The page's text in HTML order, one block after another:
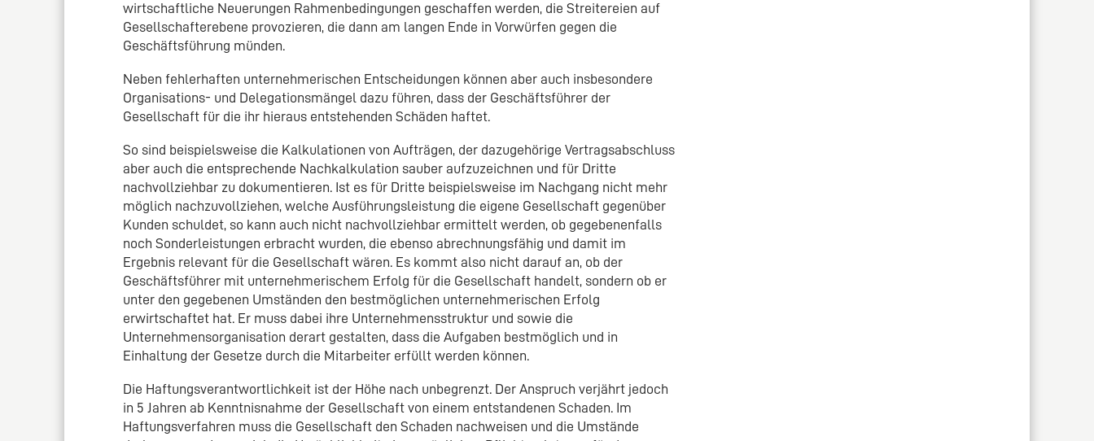
wirtschaftliche Neuerungen Rahmenbedingungen geschaffen werden, die Streitereien auf
Gesellschafterebene provozieren, die dann am langen Ende in Vorwürfen gegen die
Geschäftsführung münden.
Neben fehlerhaften unternehmerischen Entscheidungen können aber auch insbesondere
Organisations- und Delegationsmängel dazu führen, dass der Geschäftsführer der
Gesellschaft für die ihr hieraus entstehenden Schäden haftet.
So sind beispielsweise die Kalkulationen von Aufträgen, der dazugehörige Vertragsabschluss
aber auch die entsprechende Nachkalkulation sauber aufzuzeichnen und für Dritte
nachvollziehbar zu dokumentieren. Ist es für Dritte beispielsweise im Nachgang nicht mehr
möglich nachzuvollziehen, welche Ausführungsleistung die eigene Gesellschaft gegenüber
Kunden schuldet, so kann auch nicht nachvollziehbar ermittelt werden, ob gegebenenfalls
noch Sonderleistungen erbracht wurden, die ebenso abrechnungsfähig und damit im
Ergebnis relevant für die Gesellschaft wären. Es kommt also nicht darauf an, ob der
Geschäftsführer mit unternehmerischem Erfolg für die Gesellschaft handelt, sondern ob er
unter den gegebenen Umständen den bestmöglichen unternehmerischen Erfolg
erwirtschaftet hat. Er muss dabei ihre Unternehmensstruktur und sowie die
Unternehmensorganisation derart gestalten, dass die Aufgaben bestmöglich und in
Einhaltung der Gesetze durch die Mitarbeiter erfüllt werden können.
Die Haftungsverantwortlichkeit ist der Höhe nach unbegrenzt. Der Anspruch verjährt jedoch
in 5 Jahren ab Kenntnisnahme der Gesellschaft von einem entstandenen Schaden. Im
Haftungsverfahren muss die Gesellschaft den Schaden nachweisen und die Umstände